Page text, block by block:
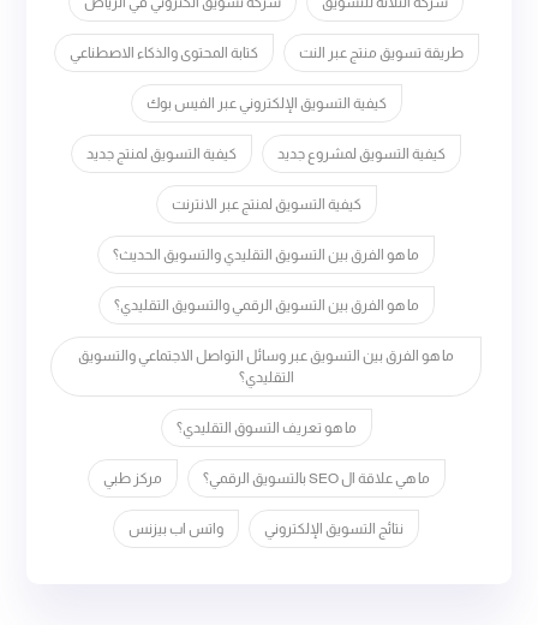
طريقة تسويق منتج عبر النت كتابة المحتوى والذكاء الاصطناعي
كيفية التسويق الإلكتروني عبر الفيس بوك
كيفية التسويق لمشروع جديد كيفية التسويق لمنتج جديد
كيفية التسويق لمنتج عبر الانترنت
ما هو الفرق بين التسويق التقليدي والتسويق الحديث؟
ما هو الفرق بين التسويق الرقمي والتسويق التقليدي؟
ما هو الفرق بين التسويق عبر وسائل التواصل الاجتماعي والتسويق
التقليدي؟
ما هو تعريف التسوق التقليدي؟
ما هي علاقة ال SEO بالتسويق الرقمي؟ مركز طبي
نتائج التسويق الإلكتروني واتس اب بيزنس